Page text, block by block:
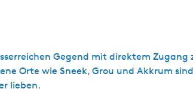
Gegend mit direktem
Orte wie Sneek, Grou und Akkrum
lieben.